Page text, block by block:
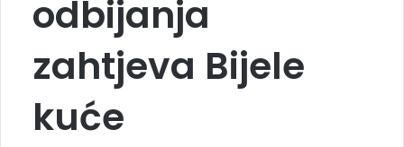
odbijanja
zahtjeva Bijele
kuće